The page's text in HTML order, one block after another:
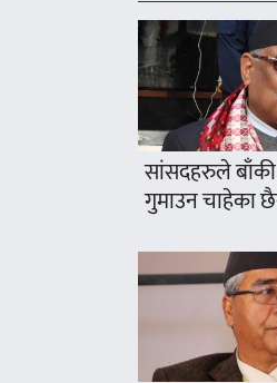
सांसदहरुले बाँकी
गुमाउन चाहेका